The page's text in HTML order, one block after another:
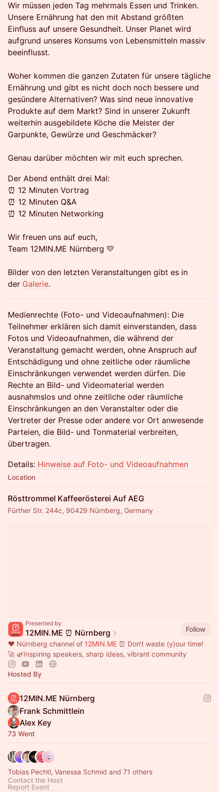
Wir müssen jeden Tag mehrmals Essen und Trinken.
Unsere Ernährung hat den mit Abstand größten
Einfluss auf unsere Gesundheit. Unser Planet wird
aufgrund unseres Konsums von Lebensmitteln massiv
beeinflusst.
Woher kommen die ganzen Zutaten für unsere tägliche
Ernährung und gibt es nicht doch noch bessere und
gesündere Alternativen? Was sind neue innovative
Produkte auf dem Markt? Sind in unserer Zukunft
weiterhin ausgebildete Köche die Meister der
Garpunkte, Gewürze und Geschmäcker?
Genau darüber möchten wir mit euch sprechen.
Der Abend enthält drei Mal:
⏰ 12 Minuten Vortrag
⏰ 12 Minuten Q&A
⏰ 12 Minuten Networking
Wir freuen uns auf euch,
Team 12MIN.ME Nürnberg 💛
Bilder von den letzten Veranstaltungen gibt es in
der Galerie.
Medienrechte (Foto- und Videoaufnahmen): Die
Teilnehmer erklären sich damit einverstanden, dass
Fotos und Videoaufnahmen, die während der
Veranstaltung gemacht werden, ohne Anspruch auf
Entschädigung und ohne zeitliche oder räumliche
Einschränkungen verwendet werden dürfen. Die
Rechte an Bild- und Videomaterial werden
ausnahmslos und ohne zeitliche oder räumliche
Einschränkungen an den Veranstalter oder die
Vertreter der Presse oder andere vor Ort anwesende
Parteien, die Bild- und Tonmaterial verbreiten,
übertragen.
Details: Hinweise auf Foto- und Videoaufnahmen
Location
Rösttrommel Kaffeerösterei Auf AEG
Fürther Str. 244c, 90429 Nürnberg, Germany
Presented by
12MIN.ME ⏰ Nürnberg
Follow
❤️ Nürnberg channel of 12MIN.ME ⏰ Don‘t waste (y)our time!
🚀 🌿Inspiring speakers, sharp ideas, vibrant community
Hosted By
12MIN.ME Nürnberg
Frank Schmittlein
Alex Key
73 Went
Tobias Pechtl, Vanessa Schmid and 71 others
Contact the Host
Report Event